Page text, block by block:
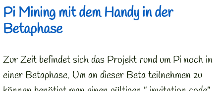
Pi Mining mit dem Handy in der
Betaphase
Zur Zeit befindet sich das Projekt rund um Pi noch in
einer Betaphase. Um an dieser Beta teilnehmen zu